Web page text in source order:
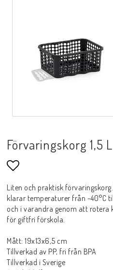
Förvaringskorg 1,5
Lägg till i favoritlistan
Liten och praktisk
klarar temperaturer från -40°C
och i varandra genom att rotera
för giftfri förskola.
Mått: 19x13x6,5 cm
Tillverkad av PP, fri från BPA
Tillverkad i Sverige